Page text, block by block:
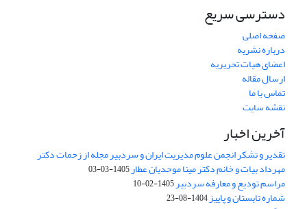
دسترسی سریع
صفحه اصلی
درباره نشریه
اعضای هیات تحریریه
ارسال مقاله
تماس با ما
نقشه سایت
آخرین اخبار
تقدیر و تشکر انجمن علوم مدیریت ایران و سردبیر مجله از زحمات دکتر
مهرداد بیات و خانم دکتر مینا موحدیان عطار1405-03-03
مراسم تودیع و معارفه سردبیر1405-02-10
شماره تابستان و پاییز1404-08-23